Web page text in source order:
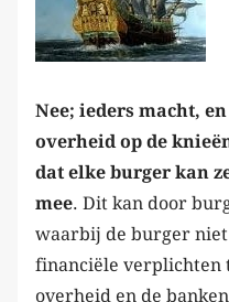
Nee; ieders macht,
overheid op de
dat elke burger kan
mee. Dit kan door
waarbij de burger
financiële verplichten
overheid en de